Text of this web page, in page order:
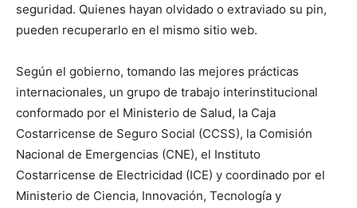
seguridad. Quienes hayan olvidado o extraviado su pin,
pueden recuperarlo en el mismo sitio web.
Según el gobierno, tomando las mejores prácticas
internacionales, un grupo de trabajo interinstitucional
conformado por el Ministerio de Salud, la Caja
Costarricense de Seguro Social (CCSS), la Comisión
Nacional de Emergencias (CNE), el Instituto
Costarricense de Electricidad (ICE) y coordinado por el
Ministerio de Ciencia, Innovación, Tecnología y